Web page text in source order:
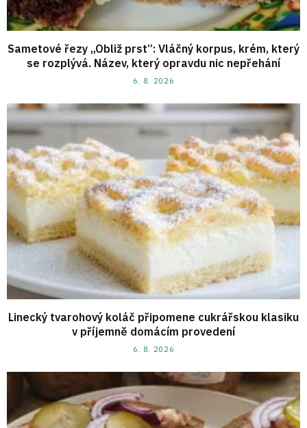
Sametové řezy „Obliž prst”: Vláčný korpus, krém, který
se rozplývá. Název, který opravdu nic nepřehání
6. 8. 2026
Linecký tvarohový koláč připomene cukrářskou klasiku
v příjemně domácím provedení
6. 8. 2026